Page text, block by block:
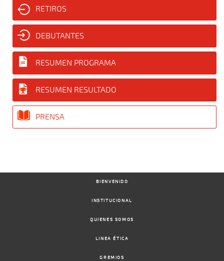
RETIROS
DEBUTANTES
RESUMEN PROGRAMA
RESUMEN RESULTADO
PRENSA
BIENVENIDO
INSTITUCIONAL
QUIENES SOMOS
LINEA ÉTICA
GREMIOS